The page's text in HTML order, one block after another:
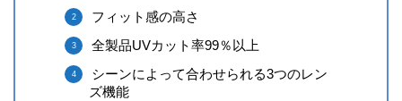
フィット感の高さ
全製品UVカット率99％以上
シーンによって合わせられる3つのレン
ズ機能